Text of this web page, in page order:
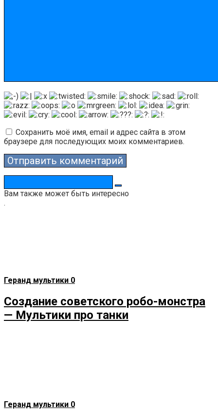
Сохранить моё имя, email и адрес сайта в этом
браузере для последующих моих комментариев.
Вам также может быть интересно
.
Геранд мультики 0
Создание советского робо-монстра
— Мультики про танки
Геранд мультики 0